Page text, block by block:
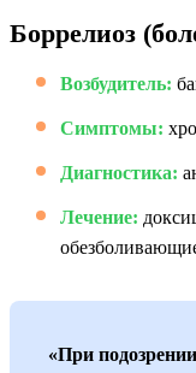
Боррелиоз
Возбудитель:
Симптомы:
Диагностика:
Лечение:
«При